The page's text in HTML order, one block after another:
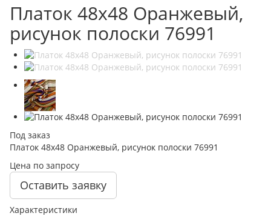
Платок 48х48 Оранжевый,
рисунок полоски 76991
Под заказ
Платок 48х48 Оранжевый, рисунок полоски 76991
Цена по запросу
Оставить заявку
Характеристики